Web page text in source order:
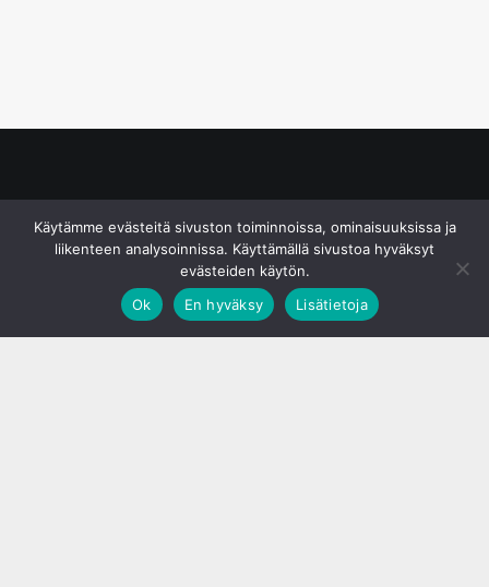
Käytämme evästeitä sivuston toiminnoissa, ominaisuuksissa ja
liikenteen analysoinnissa. Käyttämällä sivustoa hyväksyt
evästeiden käytön.
Ok
En hyväksy Lisätietoja